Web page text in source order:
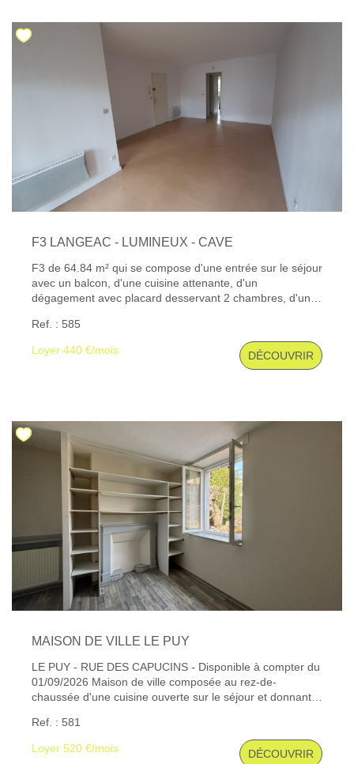
F3 LANGEAC - LUMINEUX - CAVE
F3 de 64.84 m² qui se compose d'une entrée sur le séjour
avec un balcon, d'une cuisine attenante, d'un
dégagement avec placard desservant 2 chambres, d'une
individuel électrique. Charges mensuelles : Entretien des
parties commune, Eau, Taxe ordures ménagères
Possibilité de louer un garage 40€ / mois « Consultez
l'ensemble de nos biens disponibles sur notre site internet
gestion locative, transaction, vente, assurance, estimation
de biens et syndic de copropriété sur Le Puy et ses
alentours.'' Les informations sur les risques auxquels ce
bien est exposé sont disponibles sur le site Géorisques :
www. georisques. gouv. fr
Ref. : 585
Loyer 440 €/mois DÉCOUVRIR
MAISON DE VILLE LE PUY
LE PUY - RUE DES CAPUCINS - Disponible à compter du
01/09/2026 Maison de ville composée au rez-de-
chaussée d'une cuisine ouverte sur le séjour et donnant
deux chambres, au dernier niveau une chambre
mansardée. Chauffage individuel gaz par radiateurs.
Visite possible sur dossier à partir du 18/08 Les
Ref. : 581
Loyer 520 €/mois DÉCOUVRIR